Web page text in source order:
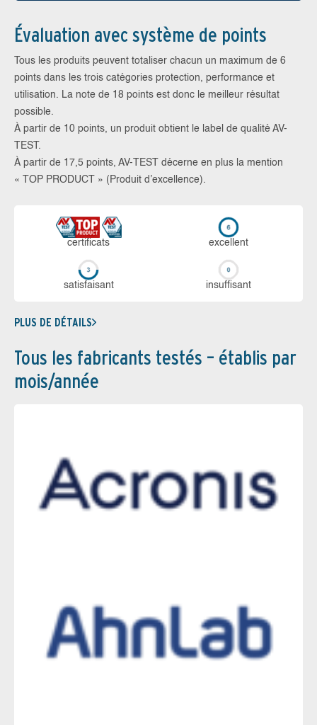
Évaluation avec système de points
Tous les produits peuvent totaliser chacun un maximum de 6
points dans les trois catégories protection, performance et
utilisation. La note de 18 points est donc le meilleur résultat
possible.
À partir de 10 points, un produit obtient le label de qualité AV-
TEST.
À partir de 17,5 points, AV-TEST décerne en plus la mention
« TOP PRODUCT » (Produit d’excellence).
certi­ficats ex­cellent
sa­tis­fai­sant in­suf­fi­sant
PLUS DE DÉTAILS
Tous les fabricants testés – établis par
mois/année